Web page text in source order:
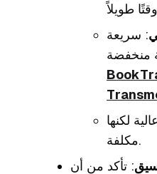
: سريعة
لكنها
مكلفة.
: تأكد من أن